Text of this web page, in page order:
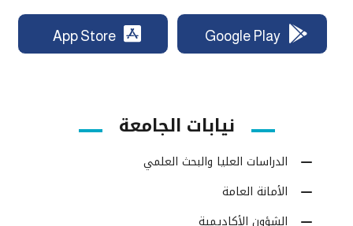
Google Play
App Store
نيابات الجامعة
الدراسات العليا والبحث العلمي
الأمانة العامة
الشؤون الأكاديمية